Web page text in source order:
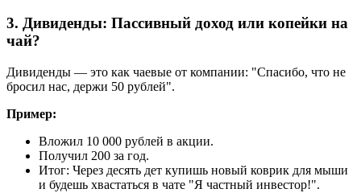
3. Дивиденды: Пассивный доход или копейки на
чай?
Дивиденды — это как чаевые от компании: "Спасибо, что не
бросил нас, держи 50 рублей".
Пример:
Вложил 10 000 рублей в акции.
Получил 200 за год.
Итог: Через десять дет купишь новый коврик для мыши
и будешь хвастаться в чате "Я частный инвестор!".